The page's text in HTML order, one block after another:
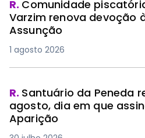
R. Comunidade
Varzim renova devoção
Assunção
1 agosto 2026
R. Santuário da Peneda
agosto, dia em que
Aparição